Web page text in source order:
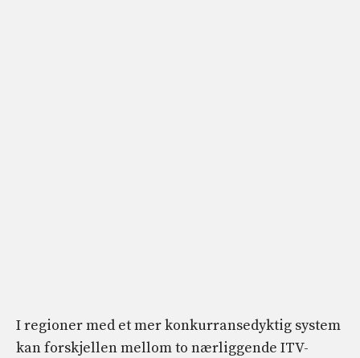
I regioner med et mer konkurransedyktig system
kan forskjellen mellom to nærliggende ITV-